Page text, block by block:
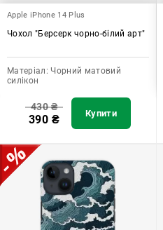
Apple iPhone 14 Plus
Чохол "Берсерк чорно-білий арт"
Матеріал: Чорний матовий
силікон
430₴
390 ₴ Купити